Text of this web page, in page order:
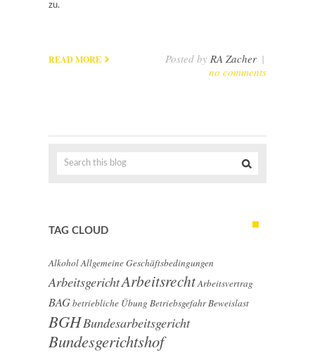
zu.
READ MORE Posted by RA Zacher |
no comments
TAG CLOUD
AlkoholAllgemeine Geschäftsbedingungen
ArbeitsgerichtArbeitsrechtArbeitsvertrag
BAGbetriebliche Übung BetriebsgefahrBeweislast
BGHBundesarbeitsgericht
Bundesgerichtshof